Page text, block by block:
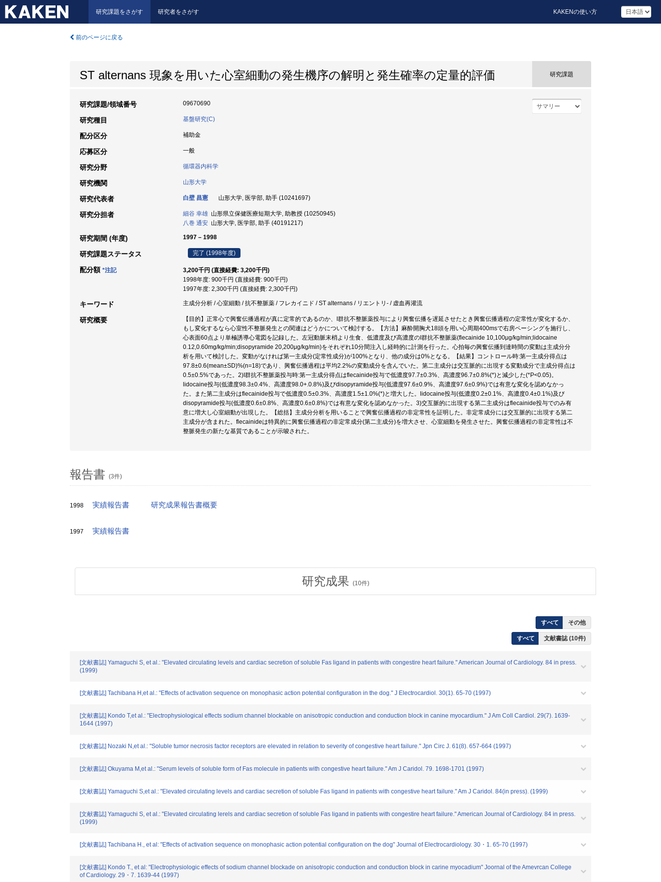
研究課題をさがす 研究者をさがす KAKENの使い方
前のページに戻る
ST alternans 現象を用いた心室細動の発生機序の解明と発生確率の定量的評価 研究課題
研究課題/領域番号 09670690
研究種目 基盤研究(C)
配分区分 補助金
応募区分 一般
研究分野 循環器内科学
研究機関 山形大学
研究代表者 白壁 昌憲 山形大学, 医学部, 助手 (10241697)
研究分担者 細谷 幸雄 山形県立保健医療短期大学, 助教授 (10250945)
八巻 通安 山形大学, 医学部, 助手 (40191217)
研究期間 (年度) 1997 – 1998
研究課題ステータス 完了 (1998年度)
配分額 *注記
3,200千円 (直接経費: 3,200千円)
1998年度: 900千円 (直接経費: 900千円)
1997年度: 2,300千円 (直接経費: 2,300千円)
キーワード 主成分分析 / 心室細動 / 抗不整脈薬 / フレカイニド / ST alternans / リエントリ- / 虚血再灌流
研究概要
【目的】正常心で興奮伝播過程が真に定常的であるのか、I群抗不整脈薬投与により興奮伝播を遅延させたとき興奮伝播過程の定常性が変化するか、
もし変化するなら心室性不整脈発生との関連はどうかについて検討する。【方法】麻酔開胸犬18頭を用い心周期400msで右房ペーシングを施行し、
心表面60点より単極誘導心電図を記録した。左冠動脈末梢より生食、低濃度及び高濃度のI群抗不整脈薬(flecainide 10,100μg/kg/min;lidocaine
0.12,0.60mg/kg/min;disopyramide 20,200μg/kg/min)をそれぞれ10分間注入し経時的に計測を行った。心拍毎の興奮伝播到達時間の変動は主成分分
析を用いて検討した。変動がなければ第一主成分(定常性成分)が100%となり、他の成分は0%となる。【結果】コントロール時:第一主成分得点は
97.8±0.6(mean±SD)%(n=18)であり、興奮伝播過程は平均2.2%の変動成分を含んでいた。第二主成分は交互脈的に出現する変動成分で主成分得点は
0.5±0.5%であった。2)I群抗不整脈薬投与時:第一主成分得点はflecainide投与で低濃度97.7±0.3%、高濃度96.7±0.8%(*)と減少した(*P<0.05)。
lidocaine投与(低濃度98.3±0.4%、高濃度98.0+.0.8%)及びdisopyramide投与(低濃度97.6±0.9%、高濃度97.6±0.9%)では有意な変化を認めなかっ
た。また第二主成分はflecainide投与で低濃度0.5±0.3%、高濃度1.5±1.0%(*)と増大した。lidocaine投与(低濃度0.2±0.1%、高濃度0.4±0.1%)及び
disopyramide投与(低濃度0.6±0.8%、高濃度0.6±0.8%)では有意な変化を認めなかった。3)交互脈的に出現する第二主成分はflecainide投与でのみ有
意に増大し心室細動が出現した。【総括】主成分分析を用いることで興奮伝播過程の非定常性を証明した。非定常成分には交互脈的に出現する第二
主成分が含まれた。flecainideは特異的に興奮伝播過程の非定常成分(第二主成分)を増大させ、心室細動を発生させた。興奮伝播過程の非定常性は不
整脈発生の新たな基質であることが示唆された。
報告書 (3件)
1998 実績報告書 研究成果報告書概要
1997 実績報告書
研究成果 (10件)
すべて その他
すべて 文献書誌 (10件)
[文献書誌] Yamaguchi S, et al.: "Elevated circulating levels and cardiac secretion of soluble Fas ligand in patients with congestire heart failure." American Journal of Cardiology. 84 in press.
(1999)
[文献書誌] Tachibana H,et al.: "Effects of activation sequence on monophasic action potential configuration in the dog." J Electrocardiol. 30(1). 65-70 (1997)
[文献書誌] Kondo T,et al.: "Electrophysiological effects sodium channel blockable on anisotropic conduction and conduction block in canine myocardium." J Am Coll Cardiol. 29(7). 1639-
1644 (1997)
[文献書誌] Nozaki N,et al.: "Soluble tumor necrosis factor receptors are elevated in relation to severity of congestive heart failure." Jpn Circ J. 61(8). 657-664 (1997)
[文献書誌] Okuyama M,et al.: "Serum levels of soluble form of Fas molecule in patients with congestive heart failure." Am J Caridol. 79. 1698-1701 (1997)
[文献書誌] Yamaguchi S,et al.: "Elevated circulating levels and cardiac secretion of soluble Fas ligand in patients with congestive heart failure." Am J Caridol. 84(in press). (1999)
[文献書誌] Yamaguchi S, et al.: "Elevated circulating lerels and cardiac secretion of soluble Fas ligand in patients with congestire heart failure." American Journal of Cardiology. 84 in press.
(1999)
[文献書誌] Tachibana H., et al: "Effects of activation sequence on monophasic action potential configuration on the dog" Journal of Electrocardiology. 30・1. 65-70 (1997)
[文献書誌] Kondo T., et al: "Electrophysiologic effects of sodium channel blockade on anisotropic conduction and conduction block in carine myocadium" Joornal of the Amevrcan College
of Cardiology. 29・7. 1639-44 (1997)